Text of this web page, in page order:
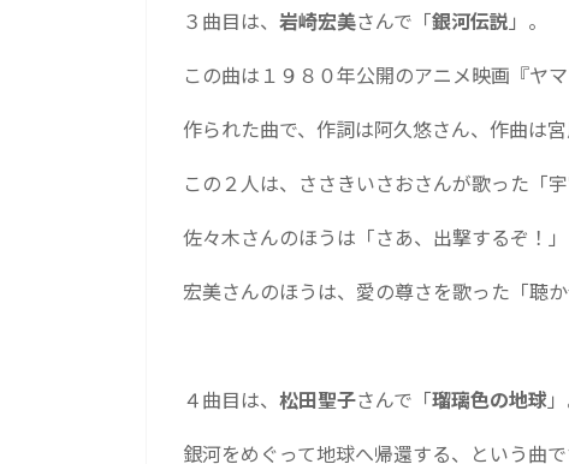
３曲目は、 岩崎宏美さんで「銀河伝説 」。
この曲は１９８０年公開のアニメ映画『ヤ
作られた曲で、作詞は阿久悠さん、作曲は宮
この２人は、ささきいさおさんが歌った「
佐々木さんのほうは「さあ、出撃するぞ！
宏美さんのほうは、愛の尊さを歌った「聴
４曲目は、 松田聖子さんで「瑠璃色の地球 」
銀河をめぐって地球へ帰還する、という曲で